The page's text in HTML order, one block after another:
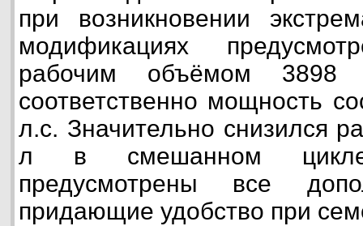
при возникновении
модификациях
рабочим объёмом
соответственно мощность
л.с. Значительно снизился
л в смешанном
предусмотрены все
придающие удобство при